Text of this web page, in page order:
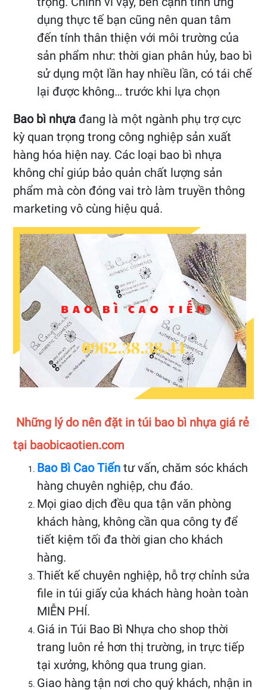
dụng thực tế bạn cũng nên quan tâm
đến tính thân thiện với môi trường của
sản phẩm như: thời gian phân hủy, bao bì
sử dụng một lần hay nhiều lần, có tái chế
lại được không… trước khi lựa chọn
Bao bì nhựa đang là một ngành phụ trợ cực
kỳ quan trọng trong công nghiệp sản xuất
hàng hóa hiện nay. Các loại bao bì nhựa
không chỉ giúp bảo quản chất lượng sản
phẩm mà còn đóng vai trò làm truyền thông
marketing vô cùng hiệu quả.
Những lý do nên đặt in túi bao bì nhựa giá rẻ
tại baobicaotien.com
Bao Bì Cao Tiến tư vấn, chăm sóc khách
hàng chuyên nghiệp, chu đáo.
Mọi giao dịch đều qua tận văn phòng
khách hàng, không cần qua công ty để
tiết kiệm tối đa thời gian cho khách
hàng.
Thiết kế chuyên nghiệp, hỗ trợ chỉnh sửa
file in túi giấy của khách hàng hoàn toàn
MIỄN PHÍ.
Giá in Túi Bao Bì Nhựa cho shop thời
trang luôn rẻ hơn thị trường, in trực tiếp
tại xưởng, không qua trung gian.
Giao hàng tận nơi cho quý khách, nhận in